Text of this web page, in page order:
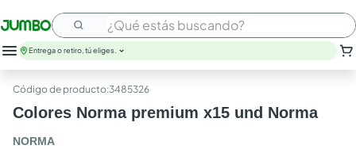
¿Qué estás buscando?
Entrega o retiro, tú eliges.
:3485326
Colores Norma premium x15 und Norma
NORMA